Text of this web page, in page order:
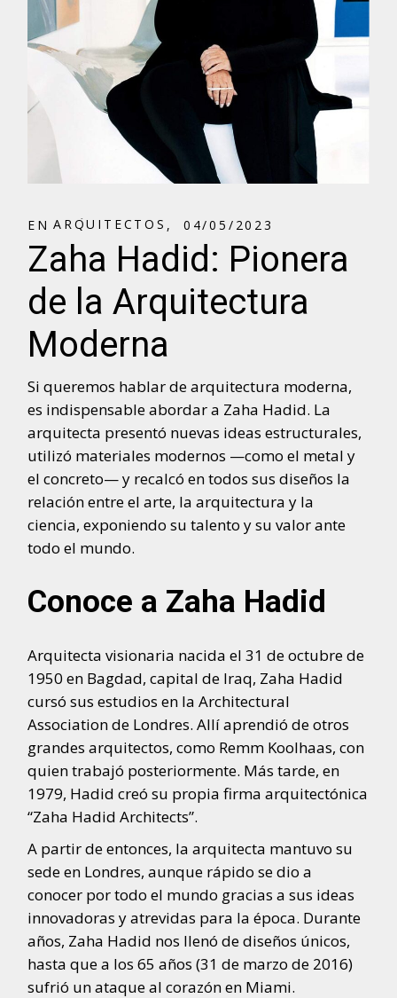
EN A RQU I T EC TOS 04/05/2023
Zaha Hadid: Pionera
de la Arquitectura
Moderna
Si queremos hablar de arquitectura moderna,
es indispensable abordar a Zaha Hadid. La
arquitecta presentó nuevas ideas estructurales,
utilizó materiales modernos —como el metal y
el concreto— y recalcó en todos sus diseños la
relación entre el arte, la arquitectura y la
ciencia, exponiendo su talento y su valor ante
todo el mundo.
Conoce a Zaha Hadid
Arquitecta visionaria nacida el 31 de octubre de
1950 en Bagdad, capital de Iraq, Zaha Hadid
cursó sus estudios en la Architectural
Association de Londres. Allí aprendió de otros
grandes arquitectos, como Remm Koolhaas, con
quien trabajó posteriormente. Más tarde, en
1979, Hadid creó su propia firma arquitectónica
“Zaha Hadid Architects”.
A partir de entonces, la arquitecta mantuvo su
sede en Londres, aunque rápido se dio a
conocer por todo el mundo gracias a sus ideas
innovadoras y atrevidas para la época. Durante
años, Zaha Hadid nos llenó de diseños únicos,
hasta que a los 65 años (31 de marzo de 2016)
sufrió un ataque al corazón en Miami.